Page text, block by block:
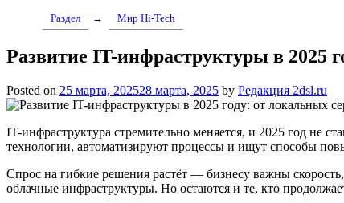
Раздел → Мир Hi-Tech
Развитие IT-инфраструктуры в 2025
Posted on 25 марта, 202528 марта, 2025 by Редакция 2dsl.ru
IT-инфраструктура стремительно меняется, и 2025 год не
технологии, автоматизируют процессы и ищут способы
Спрос на гибкие решения растёт — бизнесу важны
облачные инфраструктуры. Но остаются и те, кто